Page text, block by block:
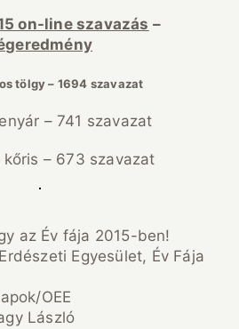
on-line szavazás –
tölgy – 1694 szavazat
– 741 szavazat
– 673 szavazat
Egyesület, Év Fája
OEE
László